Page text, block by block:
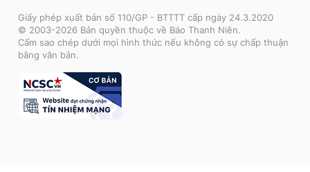
Giấy phép xuất bản số 110/GP - BTTTT cấp ngày 24.3.2020
© 2003-2026 Bản quyền thuộc về Báo Thanh Niên.
Cấm sao chép dưới mọi hình thức nếu không có sự chấp thuận
bằng văn bản.